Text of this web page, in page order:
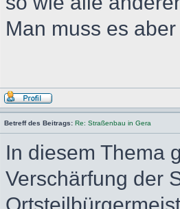
Man muss es
Betreff des Beitrags: Re: Straßenbau in Gera
In diesem Thema
Verschärfung der